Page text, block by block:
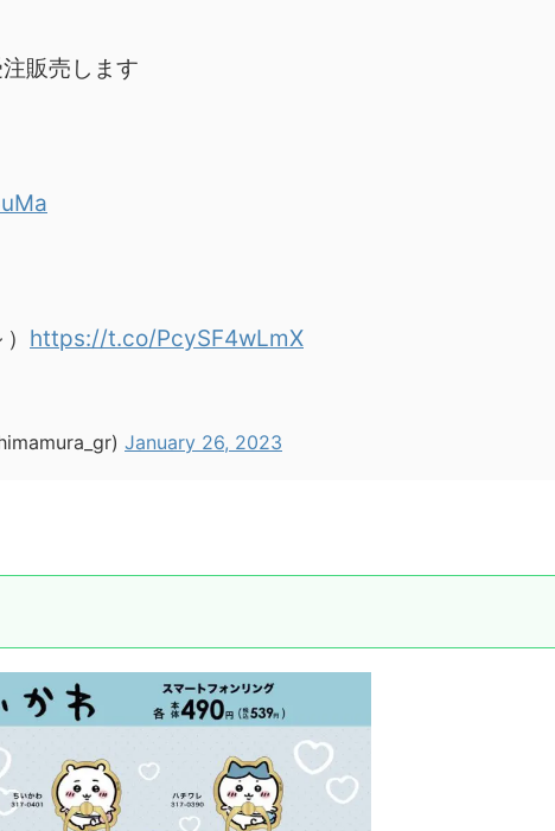
販売します
https://t.co/PcySF4wLmX
January 26, 2023